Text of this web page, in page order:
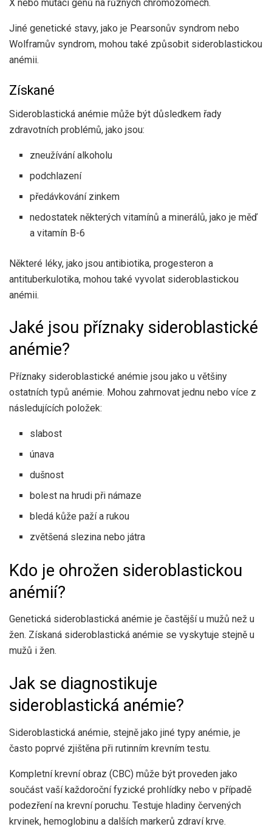
X nebo mutací genů na různých chromozomech.
Jiné genetické stavy, jako je Pearsonův syndrom nebo
Wolframův syndrom, mohou také způsobit sideroblastickou
anémii.
Získané
Sideroblastická anémie může být důsledkem řady
zdravotních problémů, jako jsou:
zneužívání alkoholu
podchlazení
předávkování zinkem
nedostatek některých vitamínů a minerálů, jako je měď
a vitamín B-6
Některé léky, jako jsou antibiotika, progesteron a
antituberkulotika, mohou také vyvolat sideroblastickou
anémii.
Jaké jsou příznaky sideroblastické
anémie?
Příznaky sideroblastické anémie jsou jako u většiny
ostatních typů anémie. Mohou zahrnovat jednu nebo více z
následujících položek:
slabost
únava
dušnost
bolest na hrudi při námaze
bledá kůže paží a rukou
zvětšená slezina nebo játra
Kdo je ohrožen sideroblastickou
anémií?
Genetická sideroblastická anémie je častější u mužů než u
žen. Získaná sideroblastická anémie se vyskytuje stejně u
mužů i žen.
Jak se diagnostikuje
sideroblastická anémie?
Sideroblastická anémie, stejně jako jiné typy anémie, je
často poprvé zjištěna při rutinním krevním testu.
Kompletní krevní obraz (CBC) může být proveden jako
součást vaší každoroční fyzické prohlídky nebo v případě
podezření na krevní poruchu. Testuje hladiny červených
krvinek, hemoglobinu a dalších markerů zdraví krve.